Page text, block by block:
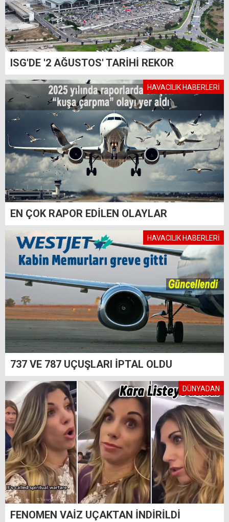
ISG'DE '2 AĞUSTOS' TARİHİ REKOR
HAVACILIK HABERLERİ
EN ÇOK RAPOR EDİLEN OLAYLAR
HAVACILIK HABERLERİ
737 VE 787 UÇUŞLARI İPTAL OLDU
DÜNYADAN
FENOMEN VAİZ UÇAKTAN İNDİRİLDİ